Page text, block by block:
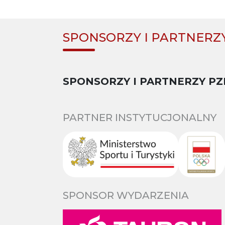
SPONSORZY I
SPONSORZY I PARTNERZY
PARTNER INSTYTUCJONALNY
SPONSOR WYDARZENIA